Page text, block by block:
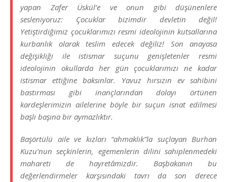
yapan Zafer Üskül’e ve onun gibi düşünenlere
sesleniyoruz: Çocuklar bizimdir devletin değil!
Yetiştirdiğimiz çocuklarımızı resmi ideolojinin kutsallarına
kurbanlık olarak teslim edecek değiliz! Son anayasa
değişikliği ile istismar suçunu genişletenler resmi
ideolojinin okullarda her gün çocuklarımızı ne kadar
istismar ettiğine baksınlar. Yavuz hırsızın ev sahibini
bastırması gibi inançlarından dolayı örtünen
kardeşlerimizin ailelerine böyle bir suçun isnat edilmesi
başlı başına bir aymazlıktır.
Başörtülü aile ve kızları “ahmaklık”la suçlayan Burhan
Kuzu’nun seçkinlerin, egemenlerin dilini sahiplenmedeki
mahareti de hayretâmizdir. Başbakanın bu
değerlendirmeler karşısındaki tavrı da son derece